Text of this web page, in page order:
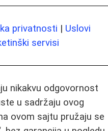
privatnosti | Uslovi
servisi
nikakvu odgovornost
u sadržaju ovog
ovom sajtu pružaju se